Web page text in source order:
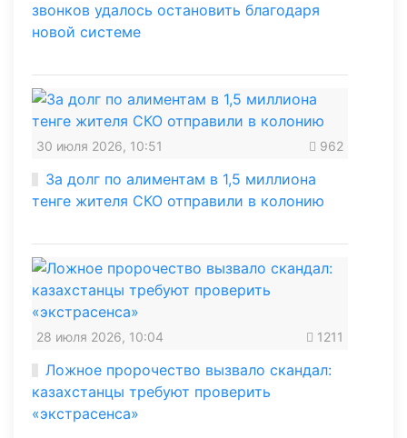
звонков удалось остановить благодаря
новой системе
30 июля 2026, 10:51 962
За долг по алиментам в 1,5 миллиона
тенге жителя СКО отправили в колонию
28 июля 2026, 10:04 1211
Ложное пророчество вызвало скандал:
казахстанцы требуют проверить
«экстрасенса»